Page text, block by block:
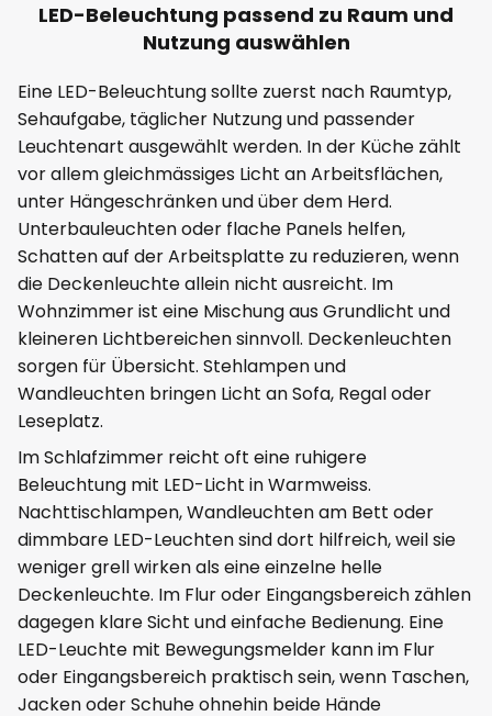
LED-Beleuchtung passend zu Raum und
Nutzung auswählen
Eine LED-Beleuchtung sollte zuerst nach Raumtyp,
Sehaufgabe, täglicher Nutzung und passender
Leuchtenart ausgewählt werden. In der Küche zählt
vor allem gleichmässiges Licht an Arbeitsflächen,
unter Hängeschränken und über dem Herd.
Unterbauleuchten oder flache Panels helfen,
Schatten auf der Arbeitsplatte zu reduzieren, wenn
die Deckenleuchte allein nicht ausreicht. Im
Wohnzimmer ist eine Mischung aus Grundlicht und
kleineren Lichtbereichen sinnvoll. Deckenleuchten
sorgen für Übersicht. Stehlampen und
Wandleuchten bringen Licht an Sofa, Regal oder
Leseplatz.
Im Schlafzimmer reicht oft eine ruhigere
Beleuchtung mit LED-Licht in Warmweiss.
Nachttischlampen, Wandleuchten am Bett oder
dimmbare LED-Leuchten sind dort hilfreich, weil sie
weniger grell wirken als eine einzelne helle
Deckenleuchte. Im Flur oder Eingangsbereich zählen
dagegen klare Sicht und einfache Bedienung. Eine
LED-Leuchte mit Bewegungsmelder kann im Flur
oder Eingangsbereich praktisch sein, wenn Taschen,
Jacken oder Schuhe ohnehin beide Hände